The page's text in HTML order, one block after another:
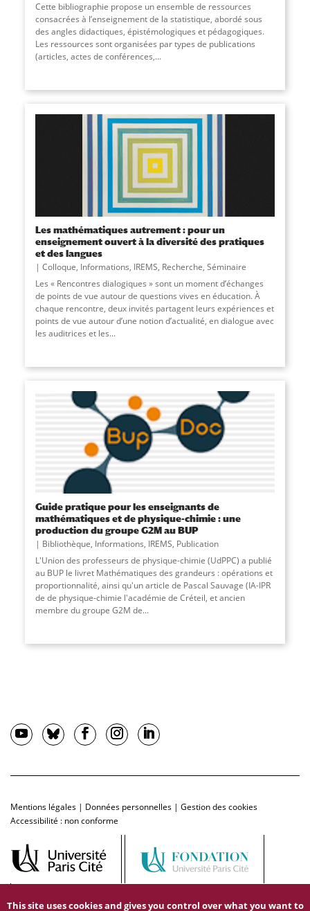
Cette bibliographie propose un ensemble de ressources
consacrées à l’enseignement de la statistique, abordé sous
des angles didactiques, épistémologiques et pédagogiques.
Les ressources sont organisées par types de publications
(articles, actes de conférences,...
Les mathématiques autrement : pour un
enseignement ouvert à la diversité des pratiques
et des langues
Colloque, Informations, IREMS, Recherche, Séminaire
Les « Rencontres dialogiques » sont un moment d’échanges
de points de vue autour de questions vives en éducation. À
chaque rencontre, deux invités partagent leurs expériences et
points de vue autour d’une notion d’actualité, en dialogue avec
les auditrices et les...
Guide pratique pour les enseignants de
mathématiques et de physique-chimie : une
production du groupe G2M au BUP
Bibliothèque, Informations, IREMS, Publication
L'Union des professeurs de physique-chimie (UdPPC) a publié
au BUP le livret Mathématiques des grandeurs : opérations et
proportionnalité, ainsi qu'un article de Pascal Sauvage (IA-IPR
de de physique-chimie l'académie de Créteil, et ancien
membre du groupe G2M de...
Mentions légales | Données personnelles | Gestion des cookies
Accessibilité : non conforme
This site uses cookies and gives you control over what you want to